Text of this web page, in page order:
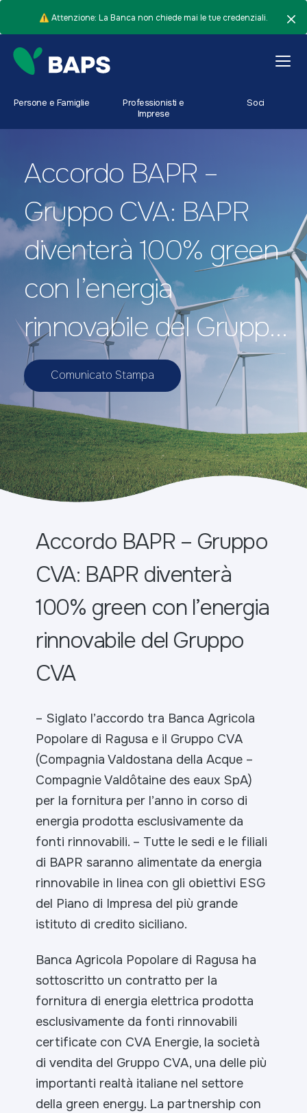
⚠️ Attenzione: La Banca non chiede mai le tue credenziali.
Persone e Famiglie
Professionisti e
Imprese
Soci
Accordo BAPR –
Gruppo CVA: BAPR
diventerà 100% green
con l’energia
rinnovabile del Gruppo
CVAComunicato Stampa
Accordo BAPR – Gruppo
CVA: BAPR diventerà
100% green con l’energia
rinnovabile del Gruppo
CVA
– Siglato l’accordo tra Banca Agricola
Popolare di Ragusa e il Gruppo CVA
(Compagnia Valdostana della Acque –
Compagnie Valdôtaine des eaux SpA)
per la fornitura per l’anno in corso di
energia prodotta esclusivamente da
fonti rinnovabili. – Tutte le sedi e le filiali
di BAPR saranno alimentate da energia
rinnovabile in linea con gli obiettivi ESG
del Piano di Impresa del più grande
istituto di credito siciliano.
Banca Agricola Popolare di Ragusa ha
sottoscritto un contratto per la
fornitura di energia elettrica prodotta
esclusivamente da fonti rinnovabili
certificate con CVA Energie, la società
di vendita del Gruppo CVA, una delle più
importanti realtà italiane nel settore
della green energy. La partnership con